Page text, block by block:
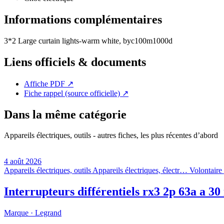
Informations complémentaires
3*2 Large curtain lights-warm white, byc100m1000d
Liens officiels & documents
Affiche PDF ↗
Fiche rappel (source officielle) ↗
Dans la même catégorie
Appareils électriques, outils - autres fiches, les plus récentes d’abord
4 août 2026
Appareils électriques, outilsAppareils électriques, électr… Volontaire
Interrupteurs différentiels rx3 2p 63a a 30
Marque · Legrand